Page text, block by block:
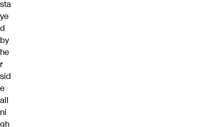
sta
ye
d
by
he
r
sid
e
all
ni
gh